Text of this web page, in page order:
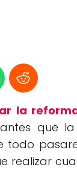
la
que
todo
realizar